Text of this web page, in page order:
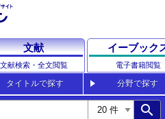
文献
文献検索・全文閲覧
イーブック
電子書籍閲覧
タイトルで探す 分野で探す
search